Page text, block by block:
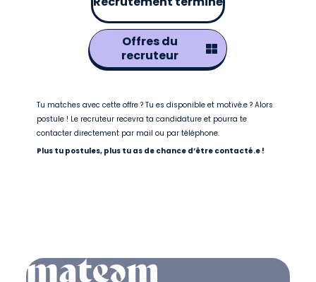
Offres du
recruteur
Tu matches avec cette offre ? Tu es disponible et motivé.e ? Alors
postule ! Le recruteur recevra ta candidature et pourra te
contacter directement par mail ou par téléphone.
Plus tu postules, plus tu as de chance d’être contacté.e !